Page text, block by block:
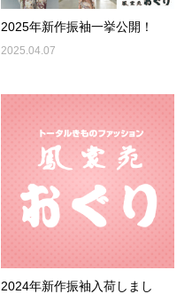
2025年新作振袖一挙公開！
2025.04.07
2024年新作振袖入荷しまし